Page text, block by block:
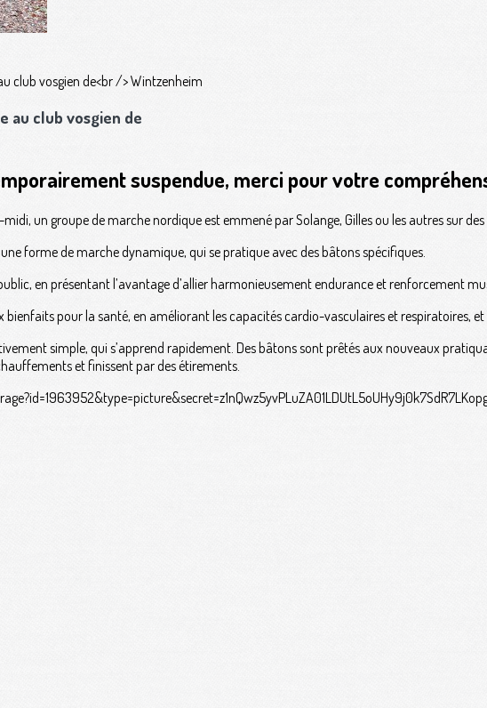
au club vosgien de
suspendue, merci pour votre
un groupe de marche nordique est emmené par Solange, Gilles ou les autres sur
forme de marche dynamique, qui se pratique avec des bâtons spécifiques.
en présentant l’avantage d’allier harmonieusement endurance et renforcement
bienfaits pour la santé, en améliorant les capacités cardio-vasculaires et respiratoires, et
simple, qui s’apprend rapidement. Des bâtons sont prêtés aux nouveaux
et finissent par des étirements.